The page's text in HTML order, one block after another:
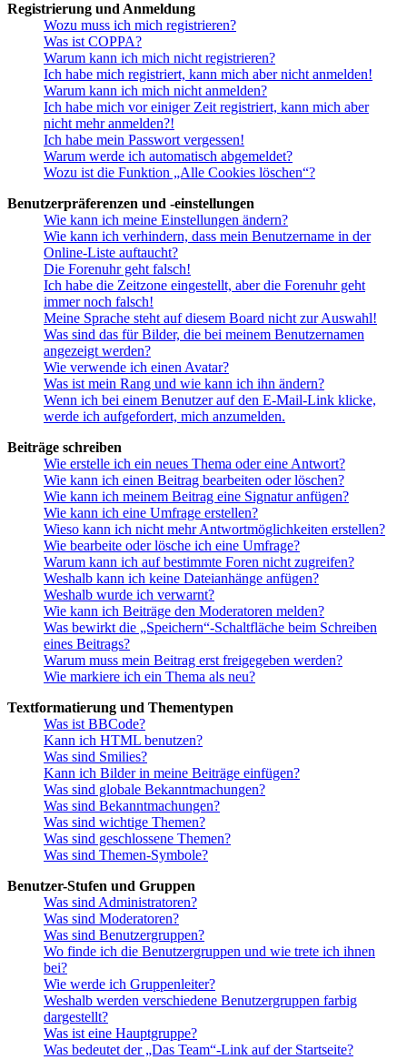
Registrierung und Anmeldung
Wozu muss ich mich registrieren?
Was ist COPPA?
Warum kann ich mich nicht registrieren?
Ich habe mich registriert, kann mich aber nicht anmelden!
Warum kann ich mich nicht anmelden?
Ich habe mich vor einiger Zeit registriert, kann mich aber
nicht mehr anmelden?!
Ich habe mein Passwort vergessen!
Warum werde ich automatisch abgemeldet?
Wozu ist die Funktion „Alle Cookies löschen“?
Benutzerpräferenzen und -einstellungen
Wie kann ich meine Einstellungen ändern?
Wie kann ich verhindern, dass mein Benutzername in der
Online-Liste auftaucht?
Die Forenuhr geht falsch!
Ich habe die Zeitzone eingestellt, aber die Forenuhr geht
immer noch falsch!
Meine Sprache steht auf diesem Board nicht zur Auswahl!
Was sind das für Bilder, die bei meinem Benutzernamen
angezeigt werden?
Wie verwende ich einen Avatar?
Was ist mein Rang und wie kann ich ihn ändern?
Wenn ich bei einem Benutzer auf den E-Mail-Link klicke,
werde ich aufgefordert, mich anzumelden.
Beiträge schreiben
Wie erstelle ich ein neues Thema oder eine Antwort?
Wie kann ich einen Beitrag bearbeiten oder löschen?
Wie kann ich meinem Beitrag eine Signatur anfügen?
Wie kann ich eine Umfrage erstellen?
Wieso kann ich nicht mehr Antwortmöglichkeiten erstellen?
Wie bearbeite oder lösche ich eine Umfrage?
Warum kann ich auf bestimmte Foren nicht zugreifen?
Weshalb kann ich keine Dateianhänge anfügen?
Weshalb wurde ich verwarnt?
Wie kann ich Beiträge den Moderatoren melden?
Was bewirkt die „Speichern“-Schaltfläche beim Schreiben
eines Beitrags?
Warum muss mein Beitrag erst freigegeben werden?
Wie markiere ich ein Thema als neu?
Textformatierung und Thementypen
Was ist BBCode?
Kann ich HTML benutzen?
Was sind Smilies?
Kann ich Bilder in meine Beiträge einfügen?
Was sind globale Bekanntmachungen?
Was sind Bekanntmachungen?
Was sind wichtige Themen?
Was sind geschlossene Themen?
Was sind Themen-Symbole?
Benutzer-Stufen und Gruppen
Was sind Administratoren?
Was sind Moderatoren?
Was sind Benutzergruppen?
Wo finde ich die Benutzergruppen und wie trete ich ihnen
bei?
Wie werde ich Gruppenleiter?
Weshalb werden verschiedene Benutzergruppen farbig
dargestellt?
Was ist eine Hauptgruppe?
Was bedeutet der „Das Team“-Link auf der Startseite?